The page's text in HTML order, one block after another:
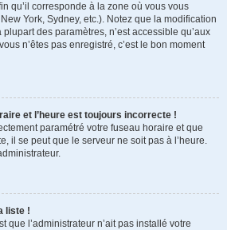
qu’il corresponde à la zone où vous vous
York, Sydney, etc.). Notez que la modification
des paramètres, n’est accessible qu’aux
n’êtes pas enregistré, c’est le bon moment
et l’heure est toujours incorrecte !
paramétré votre fuseau horaire et que
il se peut que le serveur ne soit pas à l’heure.
liste !
que l’administrateur n’ait pas installé votre